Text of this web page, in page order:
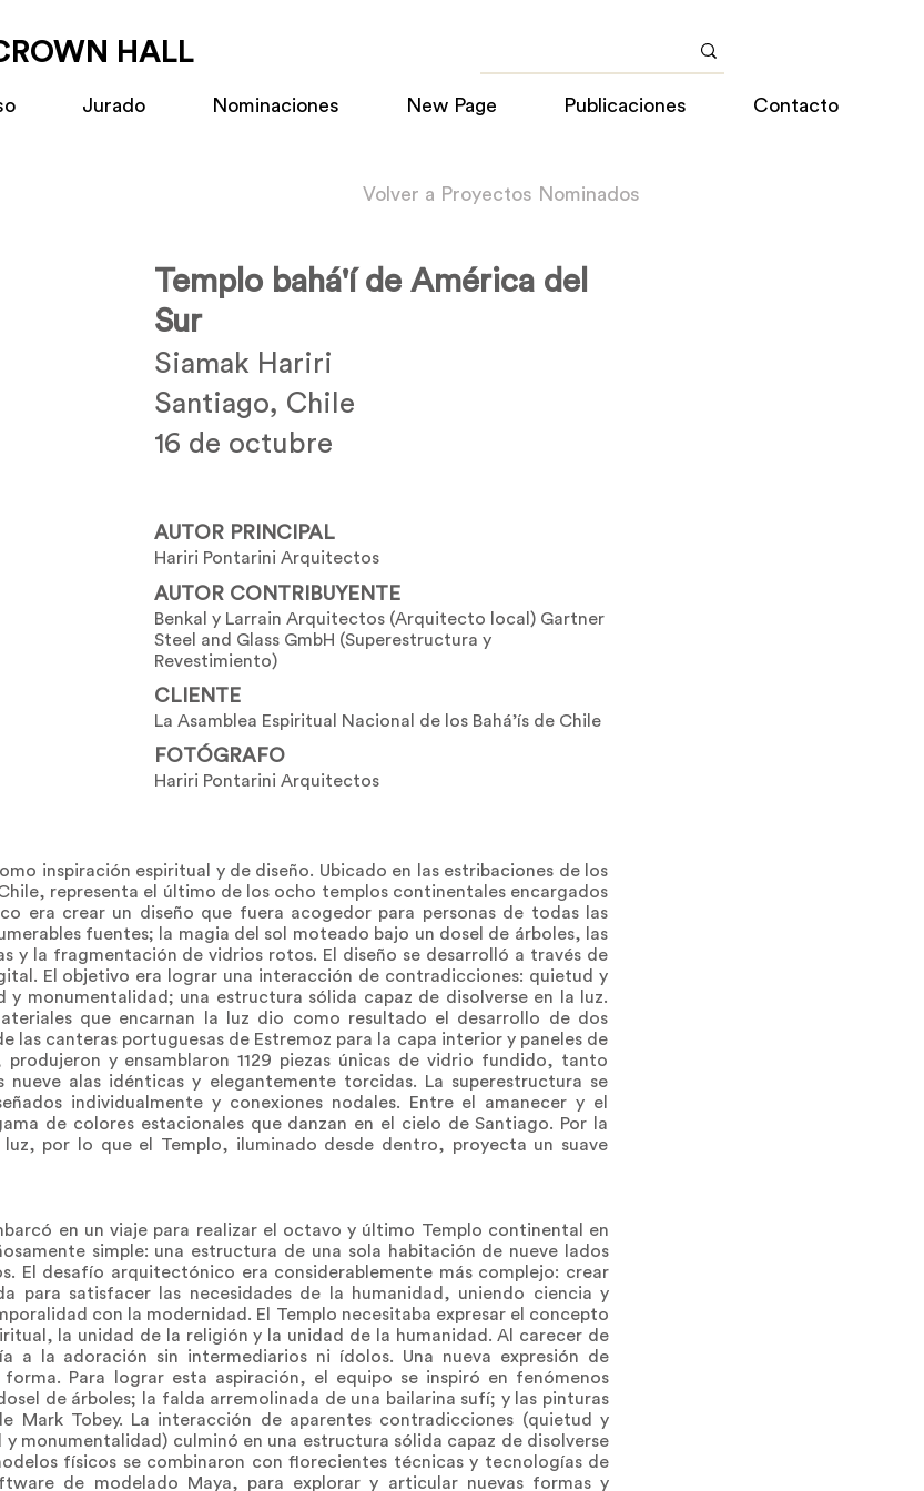
HALL
Jurado Nominaciones New Page Publicaciones Contacto
Volver a Proyectos Nominados
Templo bahá'í de América del
Sur
Siamak Hariri
Santiago, Chile
16 de octubre
AUTOR PRINCIPAL
Hariri Pontarini Arquitectos
AUTOR CONTRIBUYENTE
Benkal y Larrain Arquitectos (Arquitecto local) Gartner
Steel and Glass GmbH (Superestructura y
Revestimiento)
CLIENTE
La Asamblea Espiritual Nacional de los Bahá’ís de Chile
FOTÓGRAFO
Hariri Pontarini Arquitectos
inspiración espiritual y de diseño. Ubicado en las estribaciones de los
representa el último de los ocho templos continentales encargados
era crear un diseño que fuera acogedor para personas de todas las
fuentes; la magia del sol moteado bajo un dosel de árboles, las
y la fragmentación de vidrios rotos. El diseño se desarrolló a través de
El objetivo era lograr una interacción de contradicciones: quietud y
monumentalidad; una estructura sólida capaz de disolverse en la luz.
que encarnan la luz dio como resultado el desarrollo de dos
canteras portuguesas de Estremoz para la capa interior y paneles de
y ensamblaron 1129 piezas únicas de vidrio fundido, tanto
alas idénticas y elegantemente torcidas. La superestructura se
individualmente y conexiones nodales. Entre el amanecer y el
de colores estacionales que danzan en el cielo de Santiago. Por la
por lo que el Templo, iluminado desde dentro, proyecta un suave
en un viaje para realizar el octavo y último Templo continental en
simple: una estructura de una sola habitación de nueve lados
El desafío arquitectónico era considerablemente más complejo: crear
para satisfacer las necesidades de la humanidad, uniendo ciencia y
con la modernidad. El Templo necesitaba expresar el concepto
la unidad de la religión y la unidad de la humanidad. Al carecer de
a la adoración sin intermediarios ni ídolos. Una nueva expresión de
Para lograr esta aspiración, el equipo se inspiró en fenómenos
de árboles; la falda arremolinada de una bailarina sufí; y las pinturas
Mark Tobey. La interacción de aparentes contradicciones (quietud y
monumentalidad) culminó en una estructura sólida capaz de disolverse
físicos se combinaron con florecientes técnicas y tecnologías de
de modelado Maya, para explorar y articular nuevas formas y